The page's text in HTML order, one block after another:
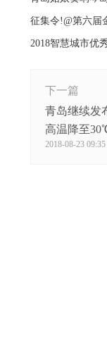
下一篇
青岛继续发
高温降至
2018-08-23 09:35